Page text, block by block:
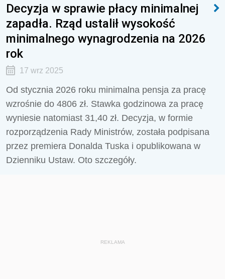
Decyzja w sprawie płacy minimalnej
zapadła. Rząd ustalił wysokość
minimalnego wynagrodzenia na 2026
rok
17 wrz 2025
Od stycznia 2026 roku minimalna pensja za pracę
wzrośnie do 4806 zł. Stawka godzinowa za pracę
wyniesie natomiast 31,40 zł. Decyzja, w formie
rozporządzenia Rady Ministrów, została podpisana
przez premiera Donalda Tuska i opublikowana w
Dzienniku Ustaw. Oto szczegóły.
REKLAMA